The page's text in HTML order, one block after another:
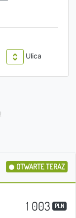
Ulica
OTWARTE TERAZ
1 003 PLN